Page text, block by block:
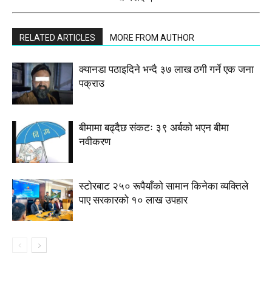
RELATED ARTICLES MORE FROM AUTHOR
क्यानडा पठाइदिने भन्दै ३७ लाख ठगी गर्ने एक जना
पक्राउ
बीमामा बढ्दैछ संकटः ३९ अर्बको भएन बीमा
नवीकरण
स्टाेरबाट २५० रूपैयाँको सामान किनेका व्यक्तिले
पाए सरकारको १० लाख उपहार